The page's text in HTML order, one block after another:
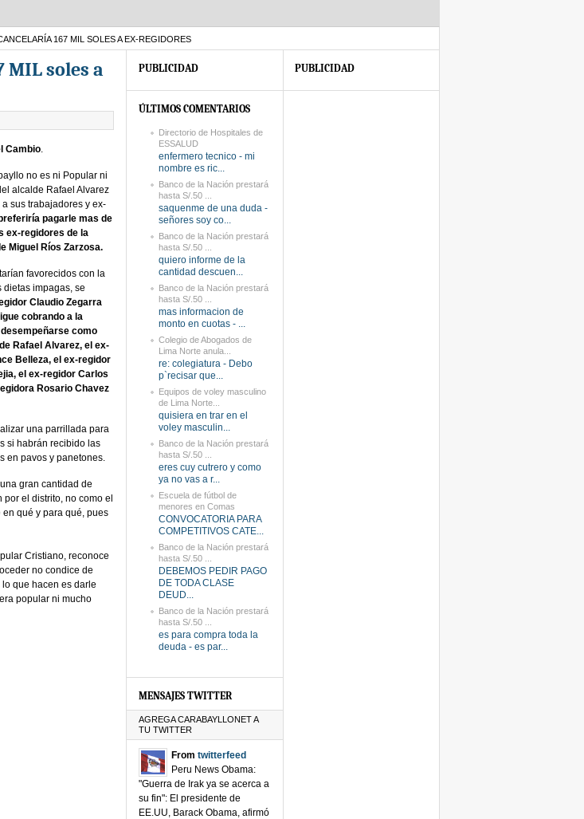
167 MIL SOLES A EX-REGIDORES
MIL soles a
Cambio.
no es ni Popular ni
alcalde Rafael Alvarez
sus trabajadores y ex-
pagarle mas de
ex-regidores de la
Miguel Ríos Zarzosa.
favorecidos con la
impagas, se
Claudio Zegarra
cobrando a la
como
Rafael Alvarez, el ex-
Belleza, el ex-regidor
el ex-regidor Carlos
Rosario Chavez
una parrillada para
si habrán recibido las
en pavos y panetones.
gran cantidad de
el distrito, no como el
qué y para qué, pues
Cristiano, reconoce
no condice de
que hacen es darle
popular ni mucho
PUBLICIDAD
ÚLTIMOS COMENTARIOS
Directorio de Hospitales de
ESSALUD
enfermero tecnico - mi
nombre es ric...
Banco de la Nación prestará
hasta S/.50 ...
saquenme de una duda -
señores soy co...
Banco de la Nación prestará
hasta S/.50 ...
quiero informe de la
cantidad descuen...
Banco de la Nación prestará
hasta S/.50 ...
mas informacion de
monto en cuotas - ...
Colegio de Abogados de
Lima Norte anula...
re: colegiatura - Debo
p`recisar que...
Equipos de voley masculino
de Lima Norte...
quisiera en trar en el
voley masculin...
Banco de la Nación prestará
hasta S/.50 ...
eres cuy cutrero y como
ya no vas a r...
Escuela de fútbol de
menores en Comas
CONVOCATORIA PARA
COMPETITIVOS CATE...
Banco de la Nación prestará
hasta S/.50 ...
DEBEMOS PEDIR PAGO
DE TODA CLASE
DEUD...
Banco de la Nación prestará
hasta S/.50 ...
es para compra toda la
deuda - es par...
MENSAJES TWITTER
AGREGA CARABAYLLONET A
TU TWITTER
From twitterfeed
Peru News Obama:
"Guerra de Irak ya se acerca a
su fin": El presidente de
EE.UU, Barack Obama, afirmó
PUBLICIDAD